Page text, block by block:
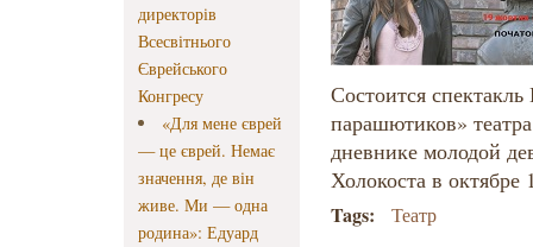
директорів
Всесвітнього
Єврейського
Конгресу
«Для мене єврей
— це єврей. Немає
значення, де він
живе. Ми — одна
родина»: Едуард
Состоится
парашютиков»
дневнике молодой
Холокоста в октябре
Tags: Театр